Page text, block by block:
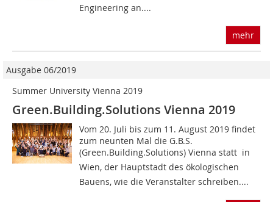
Engineering an....
mehr
Ausgabe 06/2019
Summer University Vienna 2019
Green.Building.Solutions Vienna 2019
Vom 20. Juli bis zum 11. August 2019 findet
zum neunten Mal die G.B.S.
(Green.Building.Solutions) Vienna statt  in
Wien, der Hauptstadt des ökologischen
Bauens, wie die Veranstalter schreiben....